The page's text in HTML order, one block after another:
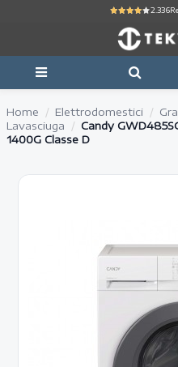
2.336
Home Elettrodomestici
Lavasciuga
Candy
1400G Classe D